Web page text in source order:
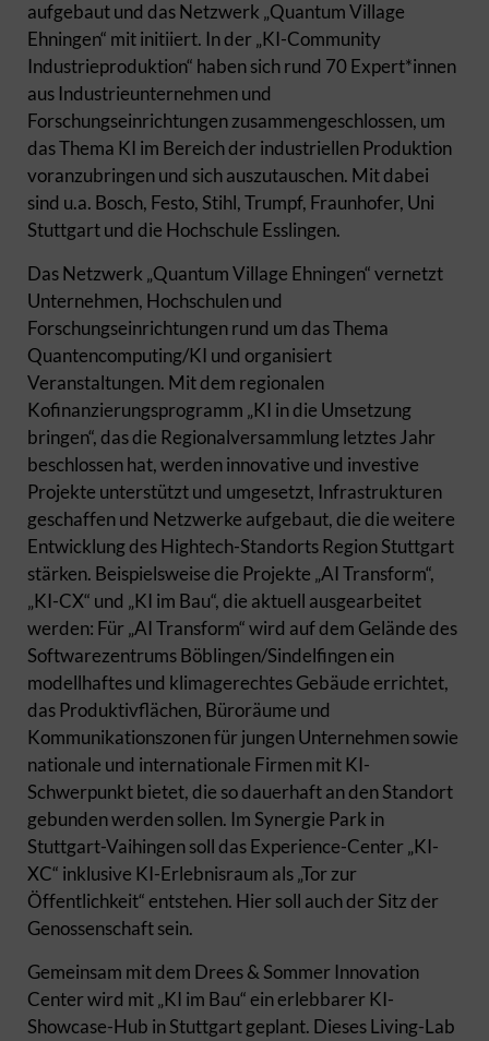
aufgebaut und das Netzwerk „Quantum Village
Ehningen“ mit initiiert. In der „KI-Community
Industrieproduktion“ haben sich rund 70 Expert*innen
aus Industrieunternehmen und
Forschungseinrichtungen zusammengeschlossen, um
das Thema KI im Bereich der industriellen Produktion
voranzubringen und sich auszutauschen. Mit dabei
sind u.a. Bosch, Festo, Stihl, Trumpf, Fraunhofer, Uni
Stuttgart und die Hochschule Esslingen.
Das Netzwerk „Quantum Village Ehningen“ vernetzt
Unternehmen, Hochschulen und
Forschungseinrichtungen rund um das Thema
Quantencomputing/KI und organisiert
Veranstaltungen. Mit dem regionalen
Kofinanzierungsprogramm „KI in die Umsetzung
bringen“, das die Regionalversammlung letztes Jahr
beschlossen hat, werden innovative und investive
Projekte unterstützt und umgesetzt, Infrastrukturen
geschaffen und Netzwerke aufgebaut, die die weitere
Entwicklung des Hightech-Standorts Region Stuttgart
stärken. Beispielsweise die Projekte „AI Transform“,
„KI-CX“ und „KI im Bau“, die aktuell ausgearbeitet
werden: Für „AI Transform“ wird auf dem Gelände des
Softwarezentrums Böblingen/Sindelfingen ein
modellhaftes und klimagerechtes Gebäude errichtet,
das Produktivflächen, Büroräume und
Kommunikationszonen für jungen Unternehmen sowie
nationale und internationale Firmen mit KI-
Schwerpunkt bietet, die so dauerhaft an den Standort
gebunden werden sollen. Im Synergie Park in
Stuttgart-Vaihingen soll das Experience-Center „KI-
XC“ inklusive KI-Erlebnisraum als „Tor zur
Öffentlichkeit“ entstehen. Hier soll auch der Sitz der
Genossenschaft sein.
Gemeinsam mit dem Drees & Sommer Innovation
Center wird mit „KI im Bau“ ein erlebbarer KI-
Showcase-Hub in Stuttgart geplant. Dieses Living-Lab